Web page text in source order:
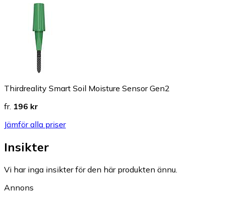
Thirdreality Smart Soil Moisture Sensor Gen2
fr. 196 kr
Jämför alla priser
Insikter
Vi har inga insikter för den här produkten ännu.
Annons